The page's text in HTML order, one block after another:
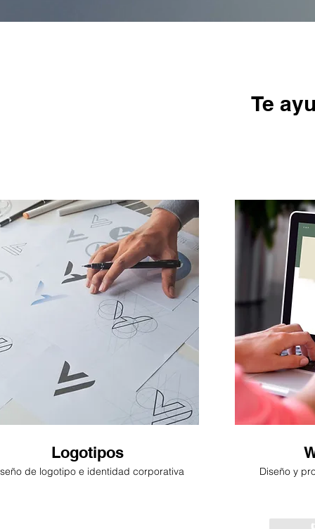
Te
Logotipos
de logotipo e identidad corporativa Diseño y